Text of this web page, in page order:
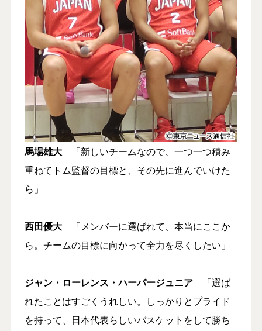
馬場雄大「新しいチームなので、一つ一つ積み
重ねてトム監督の目標と、その先に進んでいけた
ら」
西田優大「メンバーに選ばれて、本当にここか
ら。チームの目標に向かって全力を尽くしたい」
ジャン・ローレンス・ハーパージュニア
「選ば
れたことはすごくうれしい。しっかりとプライド
を持って、日本代表らしいバスケットをして勝ち